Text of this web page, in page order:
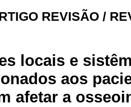
REVISÃO /
locais e
aos
afetar a